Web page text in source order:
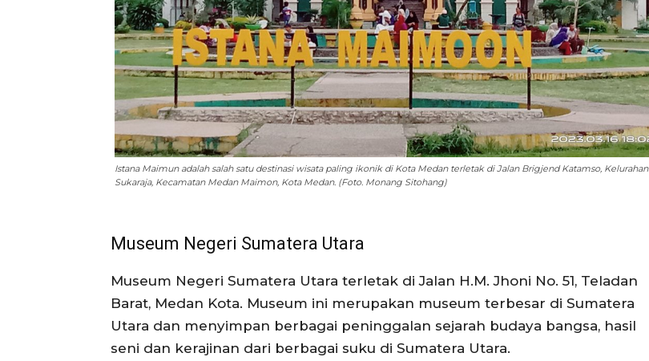
Istana Maimun adalah salah satu destinasi wisata paling ikonik di Kota Medan terletak di Jalan Brigjend Katamso, Kelurahan
Sukaraja, Kecamatan Medan Maimon, Kota Medan. (Foto. Monang Sitohang)
Museum Negeri Sumatera Utara
Museum Negeri Sumatera Utara terletak di Jalan H.M. Jhoni No. 51, Teladan
Barat, Medan Kota. Museum ini merupakan museum terbesar di Sumatera
Utara dan menyimpan berbagai peninggalan sejarah budaya bangsa, hasil
seni dan kerajinan dari berbagai suku di Sumatera Utara.